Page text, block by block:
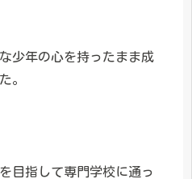
少年の心を持ったまま成
。
目指して専門学校に通っ